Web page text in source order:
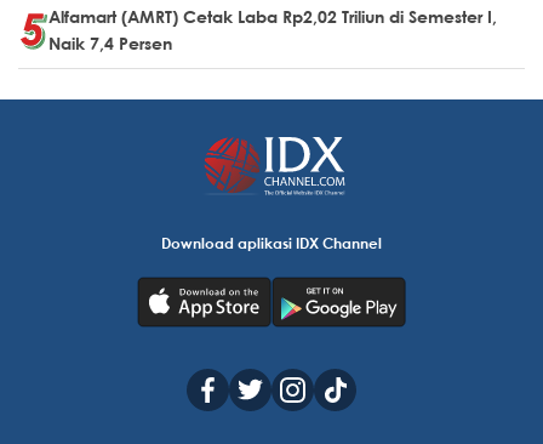
Alfamart (AMRT) Cetak Laba Rp2,02 Triliun di Semester I,
Naik 7,4 Persen
Download aplikasi IDX Channel